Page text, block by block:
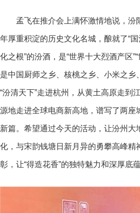
孟飞在推介会上满怀激情地说，汾
年厚重积淀的历史文化名城，酿就了“
化之根”的汾酒，是“世界十大烈酒产区
是中国厨师之乡、核桃之乡、小米之乡
“汾清天下”走进杭州，从黄土高原走到
源地走进全球电商新高地，谱写了两座
新篇。希望通过今天的活动，让汾州大
化，与宋韵钱塘日新月异的勇攀高峰精
彰，让“得造花香”的独特魅力和深厚底